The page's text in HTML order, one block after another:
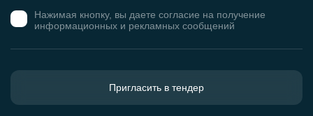
Нажимая кнопку, вы даете согласие на получение
информационных и рекламных сообщений
Пригласить в тендер